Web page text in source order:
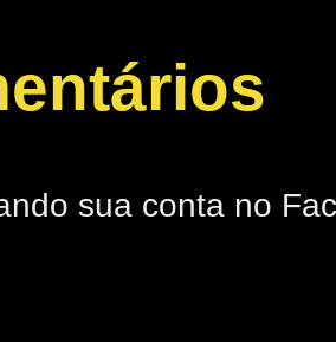
sua conta no